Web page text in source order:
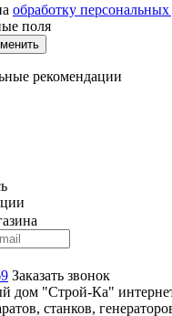
обработку
поля
рекомендации
Заказать звонок
дом "Строй-Ка"
станков,